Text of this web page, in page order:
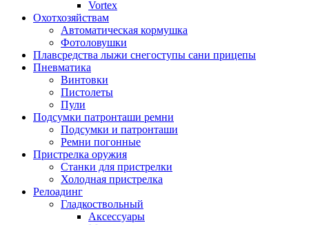
Vortex
Охотхозяйствам
Автоматическая кормушка
Фотоловушки
Плавсредства лыжи снегоступы сани прицепы
Пневматика
Винтовки
Пистолеты
Пули
Подсумки патронташи ремни
Подсумки и патронташи
Ремни погонные
Пристрелка оружия
Станки для пристрелки
Холодная пристрелка
Релоадинг
Гладкоствольный
Аксессуары